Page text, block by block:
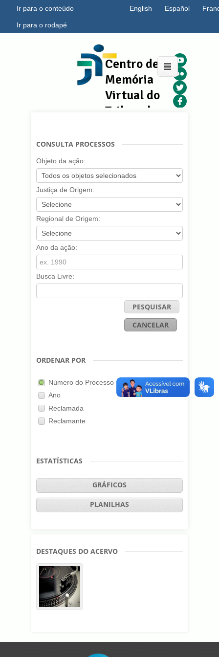
Ir para o conteúdo
Ir para o rodapé
English Español
Centro de
Memória
Virtual do
Tribunal
do
da 7ª
CONSULTA PROCESSOS
Objeto da ação:
Justiça de Origem:
Regional de Origem:
Ano da ação:
Busca Livre:
PESQUISAR
CANCELAR
ORDENAR POR
Número do Processo
Ano
Reclamada
Reclamante
ESTATÍSTICAS
GRÁFICOS
PLANILHAS
DESTAQUES DO ACERVO